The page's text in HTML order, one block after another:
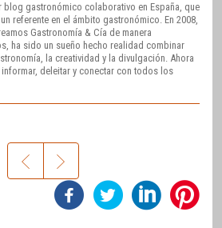
blog gastronómico colaborativo en España, que
referente en el ámbito gastronómico. En 2008,
Gastronomía & Cía de manera
ha sido un sueño hecho realidad combinar
la creatividad y la divulgación. Ahora
deleitar y conectar con todos los